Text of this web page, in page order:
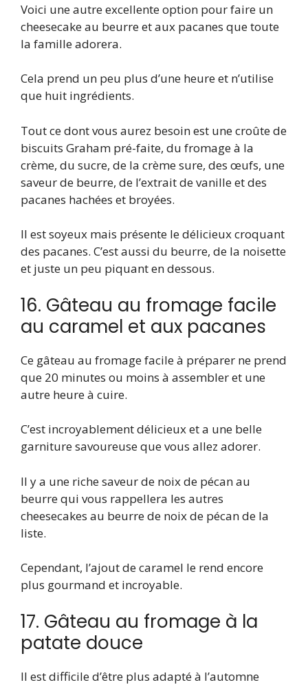
Voici une autre excellente option pour faire un
cheesecake au beurre et aux pacanes que toute
la famille adorera.
Cela prend un peu plus d’une heure et n’utilise
que huit ingrédients.
Tout ce dont vous aurez besoin est une croûte de
biscuits Graham pré-faite, du fromage à la
crème, du sucre, de la crème sure, des œufs, une
saveur de beurre, de l’extrait de vanille et des
pacanes hachées et broyées.
Il est soyeux mais présente le délicieux croquant
des pacanes. C’est aussi du beurre, de la noisette
et juste un peu piquant en dessous.
16. Gâteau au fromage facile
au caramel et aux pacanes
Ce gâteau au fromage facile à préparer ne prend
que 20 minutes ou moins à assembler et une
autre heure à cuire.
C’est incroyablement délicieux et a une belle
garniture savoureuse que vous allez adorer.
Il y a une riche saveur de noix de pécan au
beurre qui vous rappellera les autres
cheesecakes au beurre de noix de pécan de la
liste.
Cependant, l’ajout de caramel le rend encore
plus gourmand et incroyable.
17. Gâteau au fromage à la
patate douce
Il est difficile d’être plus adapté à l’automne